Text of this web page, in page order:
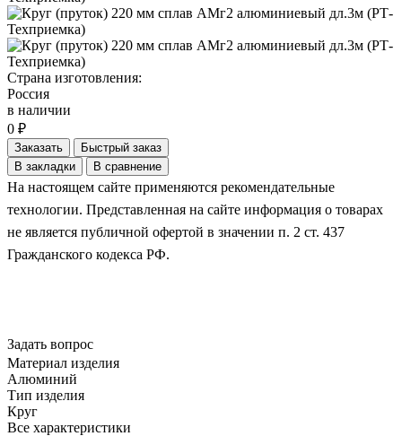
Страна изготовления:
Россия
в наличии
0 ₽
Заказать
Быстрый заказ
В закладки
В сравнение
На настоящем сайте применяются рекомендательные
технологии. Представленная на сайте информация о товарах
не является публичной офертой в значении п. 2 ст. 437
Гражданского кодекса РФ.
Задать вопрос
Материал изделия
Алюминий
Тип изделия
Круг
Все характеристики